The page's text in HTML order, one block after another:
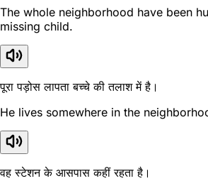
The whole neighborhood have been
missing child.
पूरा पड़ोस लापता बच्चे की तलाश में है।
He lives somewhere in the
वह स्टेशन के आसपास कहीं रहता है।